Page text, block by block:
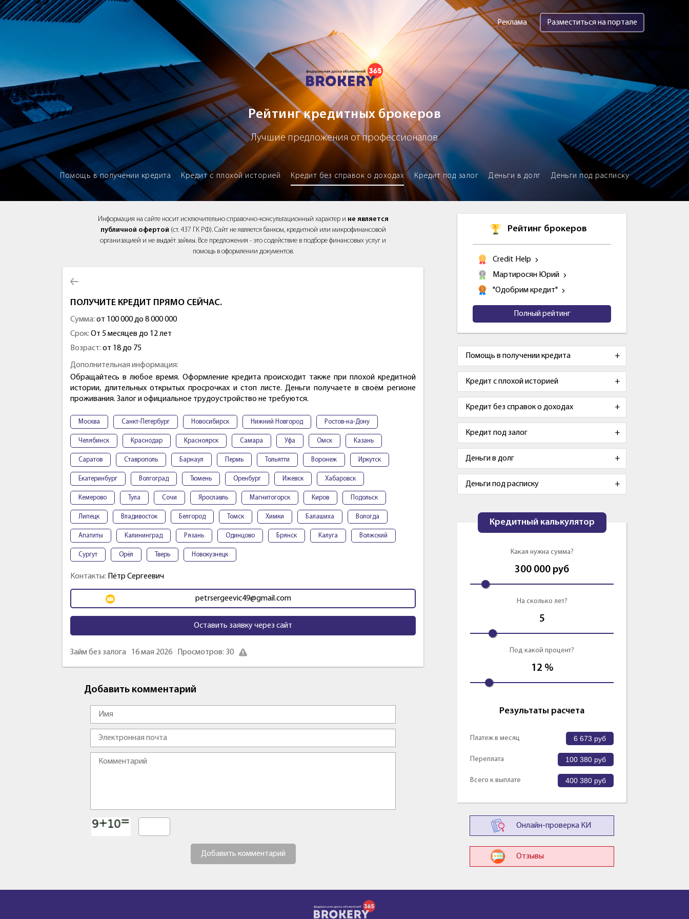
Brokery365 - Рейтинг кредитных брокеров
Реклама Разместиться на портале
Рейтинг кредитных брокеров
Лучшие предложения от профессионалов
Помощь в получении кредита Кредит с плохой историей Кредит без справок о доходах Кредит под залог Деньги в долг Деньги под расписку
Информация на сайте носит исключительно справочно-консультационный характер и не является
публичной офертой (ст. 437 ГК РФ). Сайт не является банком, кредитной или микрофинансовой
организацией и не выдаёт займы. Все предложения - это содействие в подборе финансовых услуг и
помощь в оформлении документов.
ПОЛУЧИТЕ КРЕДИТ ПРЯМО СЕЙЧАС.
Сумма: от 100 000 до 8 000 000
Срок: От 5 месяцев до 12 лет
Возраст: от 18 до 75
Дополнительная информация:
Обращайтесь в любое время. Оформление кредита происходит также при плохой кредитной
истории, длительных открытых просрочках и стоп листе. Деньги получаете в своём регионе
проживания. Залог и официальное трудоустройство не требуются.
Москва Санкт-Петербург Новосибирск Нижний Новгород Ростов-на-Дону
Челябинск Краснодар Красноярск Самара Уфа Омск Казань
Саратов Ставрополь Барнаул Пермь Тольятти Воронеж Иркутск
Екатеринбург Волгоград Тюмень Оренбург Ижевск Хабаровск
Кемерово Тула Сочи Ярославль Магнитогорск Киров Подольск
Липецк Владивосток Белгород Томск Химки Балашиха Вологда
Апатиты Калининград Рязань Одинцово Брянск Калуга Волжский
Сургут Орёл Тверь Новокузнецк
Контакты: Пётр Сергеевич
petrsergeevic49@gmail.com
Оставить заявку через сайт
Займ без залога 16 мая 2026 Просмотров: 30
Добавить комментарий
Добавить комментарий
Рейтинг брокеров
Credit Help
Мартиросян Юрий
"Одобрим кредит"
Полный рейтинг
Помощь в получении кредита
Кредит с плохой историей
Кредит без справок о доходах
Кредит под залог
Деньги в долг
Деньги под расписку
Кредитный калькулятор
Какая нужна сумма?
300 000 руб
На сколько лет?
5
Под какой процент?
12 %
Результаты расчета
Платеж в месяц 6 673 руб
Переплата 100 380 руб
Всего к выплате 400 380 руб
Онлайн-проверка КИ
Отзывы